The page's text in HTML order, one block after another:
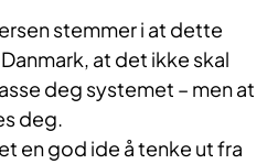
stemmer i at dette
at det ikke skal
deg systemet – men at
deg.
en god ide å tenke ut fra